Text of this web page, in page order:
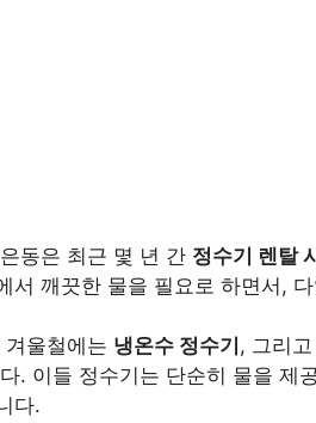
동은 최근 몇 년 간 정수기 렌탈
서 깨끗한 물을 필요로 하면서,
울철에는 냉온수 정수기 , 그리
. 이들 정수기는 단순히 물을 제
다.